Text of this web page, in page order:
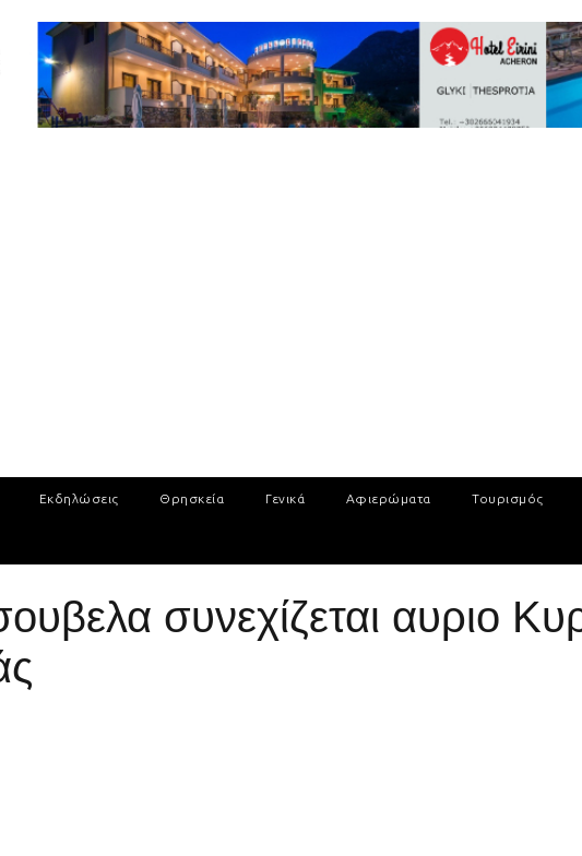
Εκδηλώσεις Θρησκεία Γενικά Αφιερώματα Τουρισμός
συνεχίζεται αυριο